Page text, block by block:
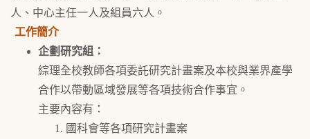
人、中心主任一人及組員六人。
工作簡介
企劃研究組：
綜理全校教師各項委託研究計畫案及本校與業界產學
合作以帶動區域發展等各項技術合作事宜。
主要內容有：
國科會等各項研究計畫案